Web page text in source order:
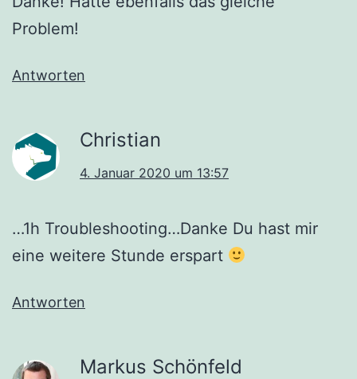
Problem!
Antworten
Christian
4. Januar 2020 um 13:57
…1h Troubleshooting…Danke Du hast mir
eine weitere Stunde erspart
Antworten
Markus Schönfeld